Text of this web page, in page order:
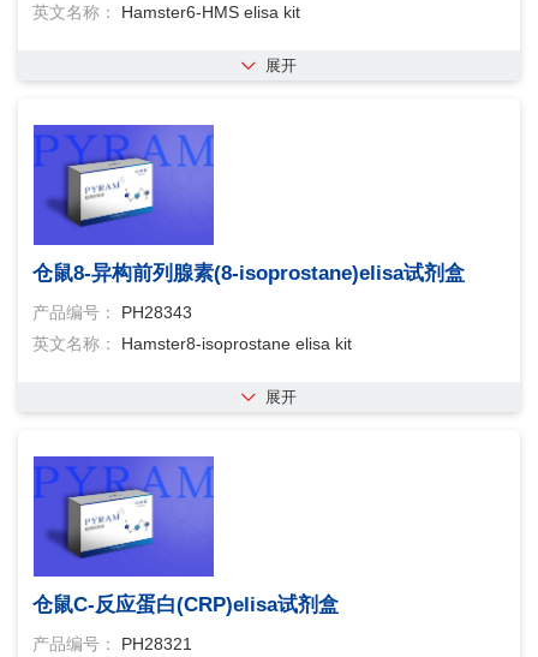
英文名称：
Hamster6-HMS elisa kit
展开
仓鼠8-异构前列腺素(8-isoprostane)elisa试剂盒
产品编号：
PH28343
英文名称：
Hamster8-isoprostane elisa kit
展开
仓鼠C-反应蛋白(CRP)elisa试剂盒
产品编号：
PH28321